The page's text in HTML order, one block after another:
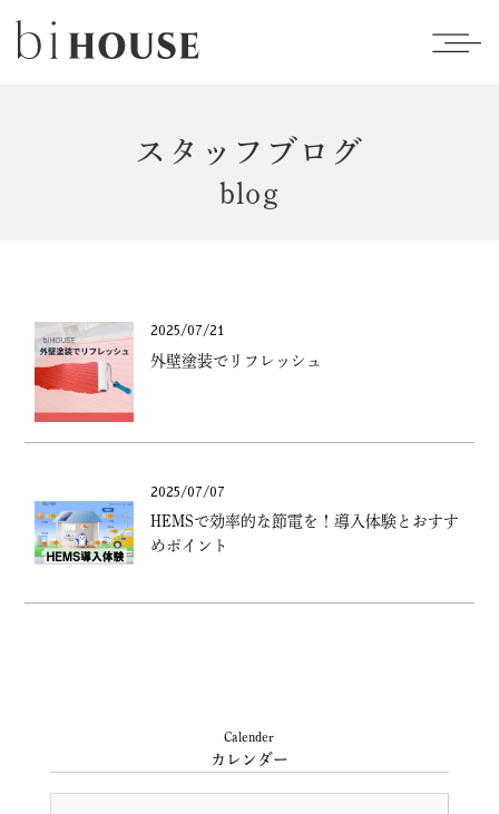
スタッフブログ
blog
2025/07/21
外壁塗装でリフレッシュ
2025/07/07
HEMSで効率的な節電を！導入体験とおすす
めポイント
Calender
カレンダー